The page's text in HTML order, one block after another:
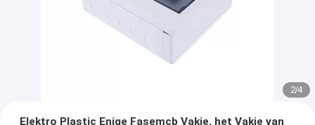
2/4
Elektro Plastic Enige Fasemcb Vakje, het Vakje van